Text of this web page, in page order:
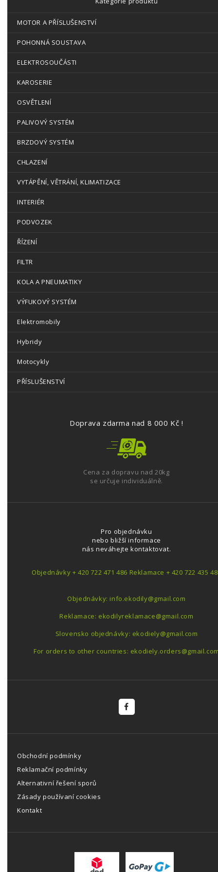
MOTOR A PŘÍSLUŠENSTVÍ
POHONNÁ SOUSTAVA
ELEKTROSOUČÁSTI
KAROSERIE
OSVĚTLENÍ
PALIVOVÝ SYSTÉM
BRZDOVÝ SYSTÉM
CHLAZENÍ
VYTÁPĚNÍ, VĚTRÁNÍ, KLIMATIZACE
INTERIÉR
PODVOZEK
ŘÍZENÍ
FILTR
KOLA A PNEUMATIKY
VÝFUKOVÝ SYSTÉM
Elektromobily
Hybridy
Motocykly
PŘÍSLUŠENSTVÍ
Doprava zdarma nad 8 000 Kč !
Cena za dopravu nad 20kg
se určuje individuálně.
Pro objednávku
nebo bližší informace
nás neváhejte kontaktovat.
Objednávky + 420 722 471 486 Reklamace + 420 722 435
Objednávky: info.ekodily@gmail.com
Reklamace: ekodilyreklamace@gmail.com
Slovensko objednávky: ekodiely@gmail.com
For orders to other countries:
Obchodní podmínky
Reklamační podmínky
Alternativní řešení sporů
Zásady používaní cookies
Kontakt